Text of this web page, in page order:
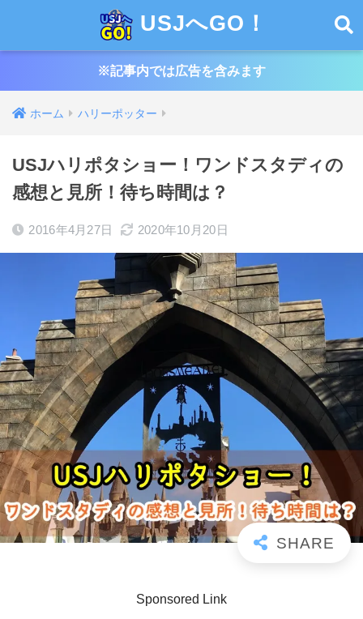
USJへGO！
※記事内では広告を含みます
ホーム ハリーポッター
USJハリポタショー！ワンドスタディの
感想と見所！待ち時間は？
2016年4月27日 2020年10月20日
Sponsored Link